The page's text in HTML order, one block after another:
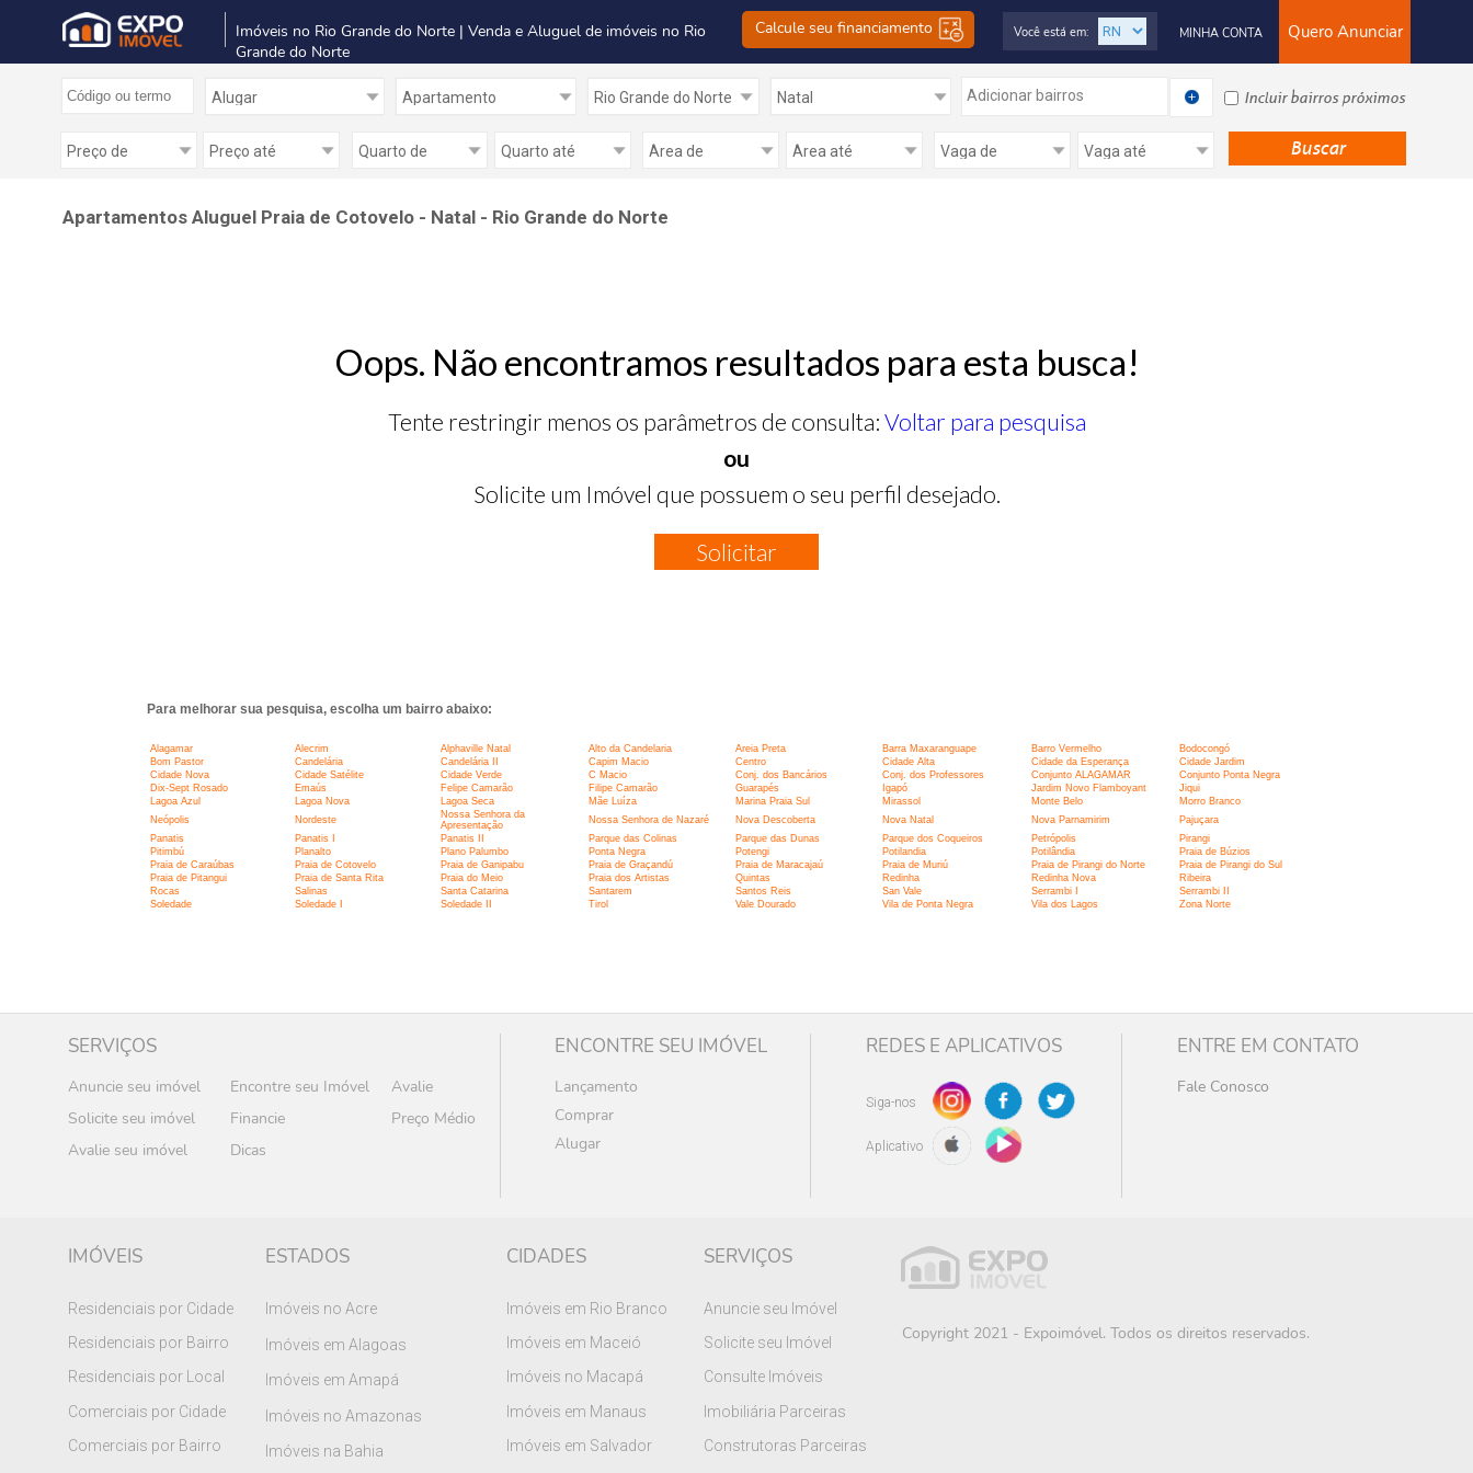
Imóveis no Rio Grande do Norte | Venda e Aluguel de imóveis no Rio
Grande do Norte
Calcule seu financiamento Quero Anunciar
MINHA CONTA
Você está em:
Adicionar bairros Incluir bairros próximos
Apartamentos Aluguel Praia de Cotovelo - Natal - Rio Grande do Norte
Oops. Não encontramos resultados para esta busca!
Tente restringir menos os parâmetros de consulta: Voltar para pesquisa
ou
Solicite um Imóvel que possuem o seu perfil desejado.
Solicitar
Para melhorar sua pesquisa, escolha um bairro abaixo:
Alagamar Alecrim Alphaville Natal Alto da Candelaria Areia Preta Barra Maxaranguape Barro Vermelho
Bodocongó
Bom Pastor
Candelária Candelária II Capim Macio Centro Cidade Alta Cidade da Esperança
Cidade Jardim
Cidade Nova
Cidade Satélite Cidade Verde C Macio Conj. dos Bancários Conj. dos Professores Conjunto ALAGAMAR
Conjunto Ponta Negra
Dix-Sept Rosado
Emaús Felipe Camarão Filipe Camarão Guarapés Igapó Jardim Novo Flamboyant
Jiqui
Lagoa Azul
Lagoa Nova Lagoa Seca Mãe Luíza Marina Praia Sul Mirassol Monte Belo
Morro Branco
Neópolis
Nordeste
Nossa Senhora da
Apresentação
Nossa Senhora de Nazaré Nova Descoberta Nova Natal Nova Parnamirim
Pajuçara
Panatis
Panatis I Panatis II Parque das Colinas Parque das Dunas Parque dos Coqueiros Petrópolis
Pirangi
Pitimbú
Planalto Plano Palumbo Ponta Negra Potengi Potilandia Potilândia
Praia de Búzios
Praia de Caraúbas
Praia de Cotovelo Praia de Ganipabu Praia de Graçandú Praia de Maracajaú Praia de Muriú Praia de Pirangi do Norte
Praia de Pirangi do Sul
Praia de Pitangui
Praia de Santa Rita Praia do Meio Praia dos Artistas Quintas Redinha Redinha Nova
Ribeira
Rocas
Salinas Santa Catarina Santarem Santos Reis San Vale Serrambi I
Serrambi II
Soledade
Soledade I Soledade II Tirol Vale Dourado Vila de Ponta Negra Vila dos Lagos Zona Norte
SERVIÇOS
Anuncie seu imóvel Encontre seu Imóvel
Avalie
Solicite seu imóvel
Financie
Preço Médio
Avalie seu imóvel
Dicas
ENCONTRE SEU IMÓVEL
Lançamento
Comprar
Alugar
REDES E APLICATIVOS
Siga-nos
Aplicativo
ENTRE EM CONTATO
Fale Conosco
IMÓVEIS
Residenciais por Cidade
Residenciais por Bairro
Residenciais por Local
Comerciais por Cidade
Comerciais por Bairro
ESTADOS
Imóveis no Acre
Imóveis em Alagoas
Imóveis em Amapá
Imóveis no Amazonas
Imóveis na Bahia
CIDADES
Imóveis em Rio Branco
Imóveis em Maceió
Imóveis no Macapá
Imóveis em Manaus
Imóveis em Salvador
SERVIÇOS
Anuncie seu Imóvel
Solicite seu Imóvel
Consulte Imóveis
Imobiliária Parceiras
Construtoras Parceiras
Copyright 2021 - Expoimóvel. Todos os direitos reservados.